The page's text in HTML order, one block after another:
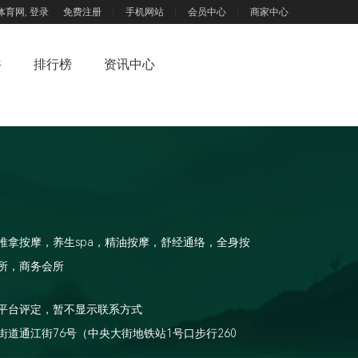
育网, 登录 免费注册 手机网站 会员中心 商家中心
排行榜 资讯中心
拿按摩，养生spa，精油按摩，舒经通络，全身按
，商务会所
台评定，暂不显示联系方式
道通江街76号（中央大街地铁站1号口步行260